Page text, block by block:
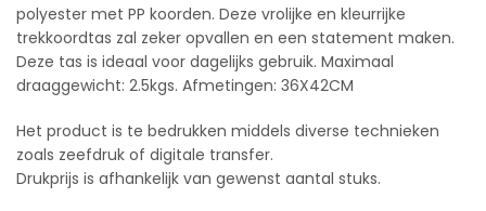
polyester met PP koorden. Deze vrolijke en kleurrijke
trekkoordtas zal zeker opvallen en een statement maken.
Deze tas is ideaal voor dagelijks gebruik. Maximaal
draaggewicht: 2.5kgs. Afmetingen: 36X42CM
Het product is te bedrukken middels diverse technieken
zoals zeefdruk of digitale transfer.
Drukprijs is afhankelijk van gewenst aantal stuks.